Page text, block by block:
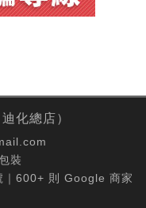
化總店）
裝
｜600+ 則 Google 商家